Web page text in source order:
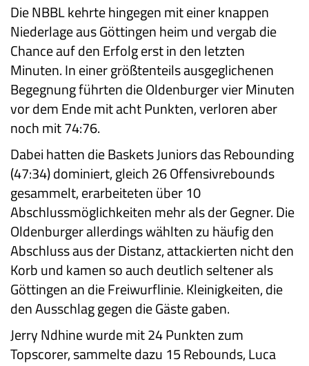
Die NBBL kehrte hingegen mit einer knappen
Niederlage aus Göttingen heim und vergab die
Chance auf den Erfolg erst in den letzten
Minuten. In einer größtenteils ausgeglichenen
Begegnung führten die Oldenburger vier Minuten
vor dem Ende mit acht Punkten, verloren aber
noch mit 74:76.
Dabei hatten die Baskets Juniors das Rebounding
(47:34) dominiert, gleich 26 Offensivrebounds
gesammelt, erarbeiteten über 10
Abschlussmöglichkeiten mehr als der Gegner. Die
Oldenburger allerdings wählten zu häufig den
Abschluss aus der Distanz, attackierten nicht den
Korb und kamen so auch deutlich seltener als
Göttingen an die Freiwurflinie. Kleinigkeiten, die
den Ausschlag gegen die Gäste gaben.
Jerry Ndhine wurde mit 24 Punkten zum
Topscorer, sammelte dazu 15 Rebounds, Luca